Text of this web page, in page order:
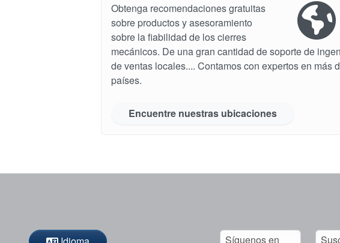
Obtenga recomendaciones gratuitas
sobre productos y asesoramiento
sobre la fiabilidad de los cierres
mecánicos. De una gran cantidad de soporte de
de ventas locales.... Contamos con expertos en más
países.
Encuentre nuestras ubicaciones
Síguenos en